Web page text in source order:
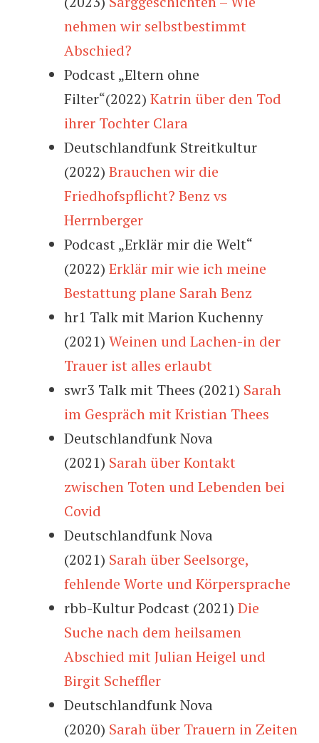
nehmen wir selbstbestimmt
Abschied?
Podcast „Eltern ohne
Filter“(2022) Katrin über den Tod
ihrer Tochter Clara
Deutschlandfunk Streitkultur
(2022) Brauchen wir die
Friedhofspflicht? Benz vs
Herrnberger
Podcast „Erklär mir die Welt“
(2022) Erklär mir wie ich meine
Bestattung plane Sarah Benz
hr1 Talk mit Marion Kuchenny
(2021) Weinen und Lachen-in der
Trauer ist alles erlaubt
swr3 Talk mit Thees (2021) Sarah
im Gespräch mit Kristian Thees
Deutschlandfunk Nova
(2021) Sarah über Kontakt
zwischen Toten und Lebenden bei
Covid
Deutschlandfunk Nova
(2021) Sarah über Seelsorge,
fehlende Worte und Körpersprache
rbb-Kultur Podcast (2021) Die
Suche nach dem heilsamen
Abschied mit Julian Heigel und
Birgit Scheffler
Deutschlandfunk Nova
(2020) Sarah über Trauern in Zeiten